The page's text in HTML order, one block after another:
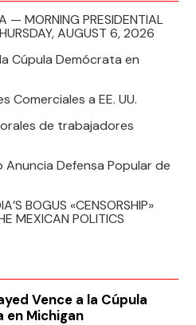
— MORNING PRESIDENTIAL
AUGUST 6, 2026
Cúpula Demócrata en
Comerciales a EE. UU.
de trabajadores
Defensa Popular de
BOGUS «CENSORSHIP»
MEXICAN POLITICS
Vence a la Cúpula
en Michigan